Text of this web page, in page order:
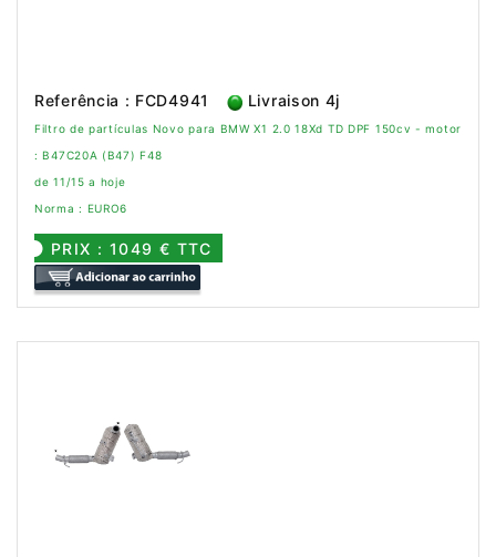
Referência : FCD4941 Livraison 4j
Filtro de partículas Novo para BMW X1 2.0 18Xd TD DPF 150cv - motor
: B47C20A (B47) F48
de 11/15 a hoje
Norma : EURO6
PRIX : 1049 € TTC